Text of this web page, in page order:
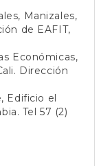
Manizales,
de EAFIT,
Económicas,
Dirección
Edificio el
Tel 57 (2)